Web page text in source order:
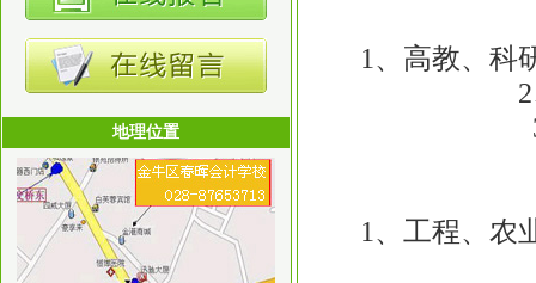
地理位置
1、高教、科研
2、
3
1、工程、农业